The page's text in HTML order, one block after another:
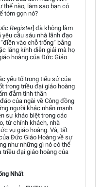
thế nào, làm sao bạn có
tóm gọn nó?
Register] đã không làm
cầu sáu nhà lãnh đạo
vào chỗ trống” bằng
lăng kính diễn giải mà họ
hoàng của Đức Giáo
yếu tố trong tiểu sử của
trong triều đại giáo hoàng
đẫm tinh thần
của ngài về Công đồng
người khác nhấn mạnh
sự khác biệt trong các
từ chính khách, nhà
vụ giáo hoàng. Và, tất
Đức Giáo Hoàng về sự
như những gì nó có thể
triều đại giáo hoàng của
Nhất